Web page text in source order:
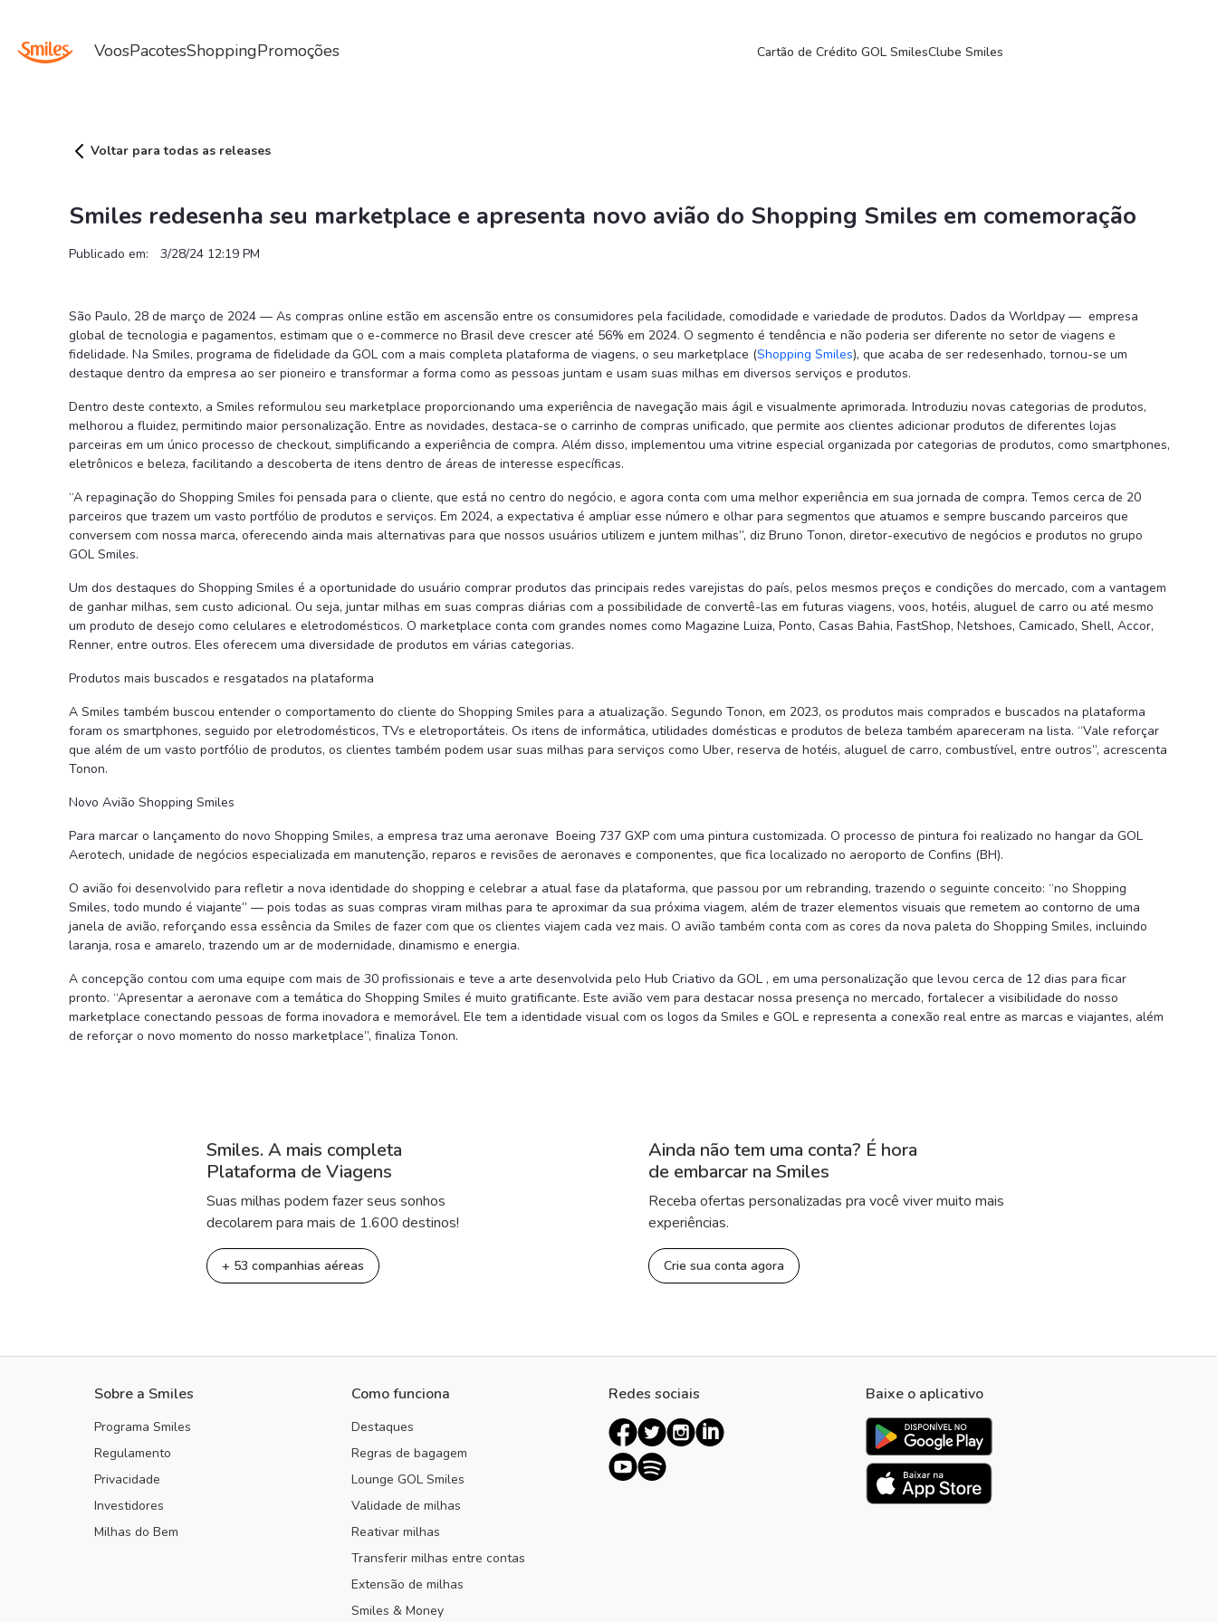
VoosPacotesShoppingPromoções Cartão de Crédito GOL SmilesClube Smiles
Voltar para todas as releases
Smiles redesenha seu marketplace e apresenta novo avião do Shopping Smiles em comemoração
Publicado em: 3/28/24 12:19 PM
São Paulo, 28 de março de 2024 — As compras online estão em ascensão entre os consumidores pela facilidade, comodidade e variedade de produtos. Dados da Worldpay — empresa
global de tecnologia e pagamentos, estimam que o e-commerce no Brasil deve crescer até 56% em 2024. O segmento é tendência e não poderia ser diferente no setor de viagens e
fidelidade. Na Smiles, programa de fidelidade da GOL com a mais completa plataforma de viagens, o seu marketplace (Shopping Smiles), que acaba de ser redesenhado, tornou-se um
destaque dentro da empresa ao ser pioneiro e transformar a forma como as pessoas juntam e usam suas milhas em diversos serviços e produtos.
Dentro deste contexto, a Smiles reformulou seu marketplace proporcionando uma experiência de navegação mais ágil e visualmente aprimorada. Introduziu novas categorias de produtos,
melhorou a fluidez, permitindo maior personalização. Entre as novidades, destaca-se o carrinho de compras unificado, que permite aos clientes adicionar produtos de diferentes lojas
parceiras em um único processo de checkout, simplificando a experiência de compra. Além disso, implementou uma vitrine especial organizada por categorias de produtos, como smartphones,
eletrônicos e beleza, facilitando a descoberta de itens dentro de áreas de interesse específicas.
“A repaginação do Shopping Smiles foi pensada para o cliente, que está no centro do negócio, e agora conta com uma melhor experiência em sua jornada de compra. Temos cerca de 20
parceiros que trazem um vasto portfólio de produtos e serviços. Em 2024, a expectativa é ampliar esse número e olhar para segmentos que atuamos e sempre buscando parceiros que
conversem com nossa marca, oferecendo ainda mais alternativas para que nossos usuários utilizem e juntem milhas”, diz Bruno Tonon, diretor-executivo de negócios e produtos no grupo
GOL Smiles.
Um dos destaques do Shopping Smiles é a oportunidade do usuário comprar produtos das principais redes varejistas do país, pelos mesmos preços e condições do mercado, com a vantagem
de ganhar milhas, sem custo adicional. Ou seja, juntar milhas em suas compras diárias com a possibilidade de convertê-las em futuras viagens, voos, hotéis, aluguel de carro ou até mesmo
um produto de desejo como celulares e eletrodomésticos. O marketplace conta com grandes nomes como Magazine Luiza, Ponto, Casas Bahia, FastShop, Netshoes, Camicado, Shell, Accor,
Renner, entre outros. Eles oferecem uma diversidade de produtos em várias categorias.
Produtos mais buscados e resgatados na plataforma
A Smiles também buscou entender o comportamento do cliente do Shopping Smiles para a atualização. Segundo Tonon, em 2023, os produtos mais comprados e buscados na plataforma
foram os smartphones, seguido por eletrodomésticos, TVs e eletroportáteis. Os itens de informática, utilidades domésticas e produtos de beleza também apareceram na lista. “Vale reforçar
que além de um vasto portfólio de produtos, os clientes também podem usar suas milhas para serviços como Uber, reserva de hotéis, aluguel de carro, combustível, entre outros”, acrescenta
Tonon.
Novo Avião Shopping Smiles
Para marcar o lançamento do novo Shopping Smiles, a empresa traz uma aeronave Boeing 737 GXP com uma pintura customizada. O processo de pintura foi realizado no hangar da GOL
Aerotech, unidade de negócios especializada em manutenção, reparos e revisões de aeronaves e componentes, que fica localizado no aeroporto de Confins (BH).
O avião foi desenvolvido para refletir a nova identidade do shopping e celebrar a atual fase da plataforma, que passou por um rebranding, trazendo o seguinte conceito: “no Shopping
Smiles, todo mundo é viajante” — pois todas as suas compras viram milhas para te aproximar da sua próxima viagem, além de trazer elementos visuais que remetem ao contorno de uma
janela de avião, reforçando essa essência da Smiles de fazer com que os clientes viajem cada vez mais. O avião também conta com as cores da nova paleta do Shopping Smiles, incluindo
laranja, rosa e amarelo, trazendo um ar de modernidade, dinamismo e energia.
A concepção contou com uma equipe com mais de 30 profissionais e teve a arte desenvolvida pelo Hub Criativo da GOL , em uma personalização que levou cerca de 12 dias para ficar
pronto. “Apresentar a aeronave com a temática do Shopping Smiles é muito gratificante. Este avião vem para destacar nossa presença no mercado, fortalecer a visibilidade do nosso
marketplace conectando pessoas de forma inovadora e memorável. Ele tem a identidade visual com os logos da Smiles e GOL e representa a conexão real entre as marcas e viajantes, além
de reforçar o novo momento do nosso marketplace”, finaliza Tonon.
Smiles. A mais completa
Plataforma de Viagens
Suas milhas podem fazer seus sonhos
decolarem para mais de 1.600 destinos!
+ 53 companhias aéreas
Ainda não tem uma conta? É hora
de embarcar na Smiles
Receba ofertas personalizadas pra você viver muito mais
experiências.
Crie sua conta agora
Sobre a Smiles
Programa Smiles
Regulamento
Privacidade
Investidores
Milhas do Bem
Como funciona
Destaques
Regras de bagagem
Lounge GOL Smiles
Validade de milhas
Reativar milhas
Transferir milhas entre contas
Extensão de milhas
Smiles & Money
Redes sociais Baixe o aplicativo